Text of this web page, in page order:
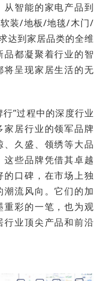
智能的家电产品到
装/地板/地毯/木门/
达到家居品类的全维
品都凝聚着行业的智
呈现家居生活的无
”过程中的深度行业
居行业的领军品牌
久盛、领绣等大品
些品牌凭借其卓越
口碑，在市场上独
流风向。它们的加
重彩的一笔，也为观
业顶尖产品和前沿